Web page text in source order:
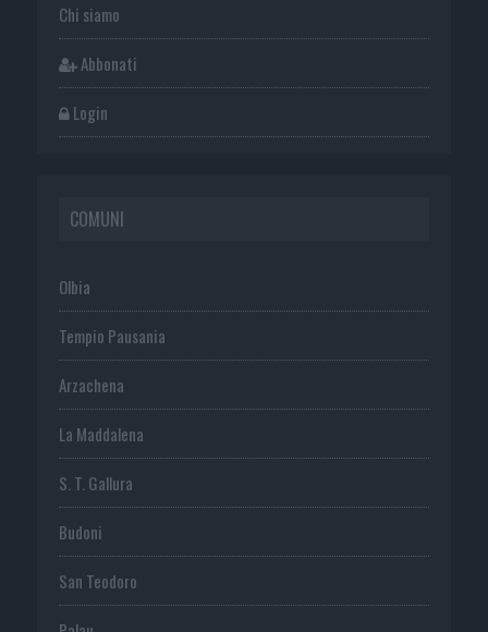
Chi siamo
Abbonati
Login
COMUNI
Olbia
Tempio Pausania
Arzachena
La Maddalena
S. T. Gallura
Budoni
San Teodoro